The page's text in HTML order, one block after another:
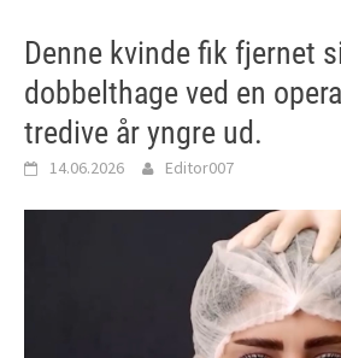
Denne kvinde fik fjernet
dobbelthage ved en
tredive år yngre ud.
14.06.2026 Editor007